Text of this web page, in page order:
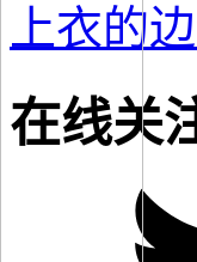
上衣的
在线关